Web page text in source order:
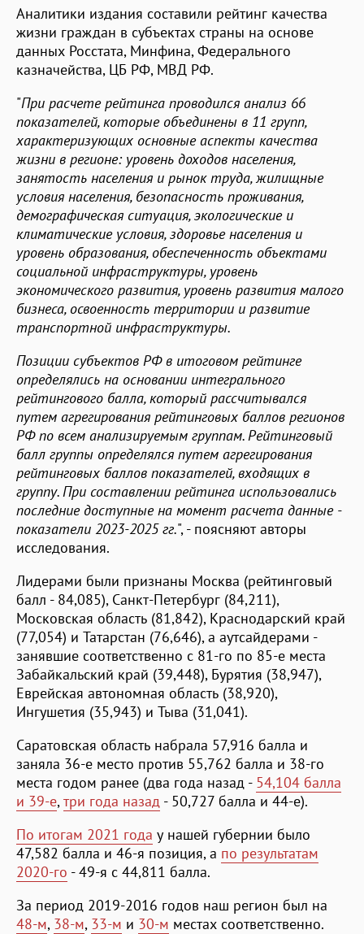
Аналитики издания составили рейтинг качества
жизни граждан в субъектах страны на основе
данных Росстата, Минфина, Федерального
казначейства, ЦБ РФ, МВД РФ.
"При расчете рейтинга проводился анализ 66
показателей, которые объединены в 11 групп,
характеризующих основные аспекты качества
жизни в регионе: уровень доходов населения,
занятость населения и рынок труда, жилищные
условия населения, безопасность проживания,
демографическая ситуация, экологические и
климатические условия, здоровье населения и
уровень образования, обеспеченность объектами
социальной инфраструктуры, уровень
экономического развития, уровень развития малого
бизнеса, освоенность территории и развитие
транспортной инфраструктуры.
Позиции субъектов РФ в итоговом рейтинге
определялись на основании интегрального
рейтингового балла, который рассчитывался
путем агрегирования рейтинговых баллов регионов
РФ по всем анализируемым группам. Рейтинговый
балл группы определялся путем агрегирования
рейтинговых баллов показателей, входящих в
группу. При составлении рейтинга использовались
последние доступные на момент расчета данные -
показатели 2023-2025 гг.", - поясняют авторы
исследования.
Лидерами были признаны Москва (рейтинговый
балл - 84,085), Санкт-Петербург (84,211),
Московская область (81,842), Краснодарский край
(77,054) и Татарстан (76,646), а аутсайдерами -
занявшие соответственно с 81-го по 85-е места
Забайкальский край (39,448), Бурятия (38,947),
Еврейская автономная область (38,920),
Ингушетия (35,943) и Тыва (31,041).
Саратовская область набрала 57,916 балла и
заняла 36-е место против 55,762 балла и 38-го
места годом ранее (два года назад - 54,104 балла
и 39-е, три года назад - 50,727 балла и 44-е).
По итогам 2021 года у нашей губернии было
47,582 балла и 46-я позиция, а по результатам
2020-го - 49-я с 44,811 балла.
За период 2019-2016 годов наш регион был на
48-м, 38-м, 33-м и 30-м местах соответственно.